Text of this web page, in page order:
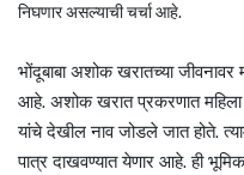
निघणार असल्याची चर्चा आहे.
भोंदूबाबा अशोक खरातच्या जीवनावर
आहे. अशोक खरात प्रकरणात महिला
यांचे देखील नाव जोडले जात होते.
पात्र दाखवण्यात येणार आहे. ही